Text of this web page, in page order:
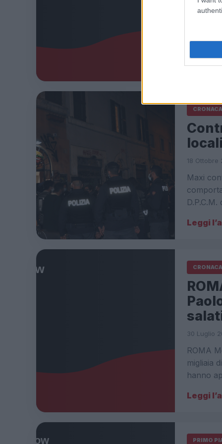
16 Aprile
Leggi
CRONACA
18 Ottobre
Maxi
Leggi
CRONACA
30 Luglio
ROMA
migliaia
hanno
Leggi
PRIMO